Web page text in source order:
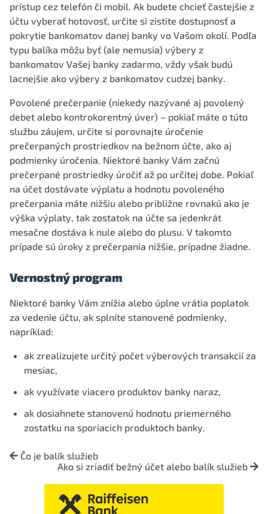
prístup cez telefón či mobil. Ak budete chcieť častejšie z
účtu vyberať hotovosť, určite si zistite dostupnosť a
pokrytie bankomatov danej banky vo Vašom okolí. Podľa
typu balíka môžu byť (ale nemusia) výbery z
bankomatov Vašej banky zadarmo, vždy však budú
lacnejšie ako výbery z bankomatov cudzej banky.
Povolené prečerpanie (niekedy nazývané aj povolený
debet alebo kontrokorentný úver) – pokiaľ máte o túto
službu záujem, určite si porovnajte úročenie
prečerpaných prostriedkov na bežnom účte, ako aj
podmienky úročenia. Niektoré banky Vám začnú
prečerpané prostriedky úročiť až po určitej dobe. Pokiaľ
na účet dostávate výplatu a hodnotu povoleného
prečerpania máte nižšiu alebo približne rovnakú ako je
výška výplaty, tak zostatok na účte sa jedenkrát
mesačne dostáva k nule alebo do plusu. V takomto
prípade sú úroky z prečerpania nižšie, prípadne žiadne.
Vernostný program
Niektoré banky Vám znížia alebo úplne vrátia poplatok
za vedenie účtu, ak splníte stanovené podmienky,
napríklad:
ak zrealizujete určitý počet výberových transakcií za
mesiac,
ak využívate viacero produktov banky naraz,
ak dosiahnete stanovenú hodnotu priemerného
zostatku na sporiacich produktoch banky.
Čo je balík služieb
Ako si zriadiť bežný účet alebo balík služieb